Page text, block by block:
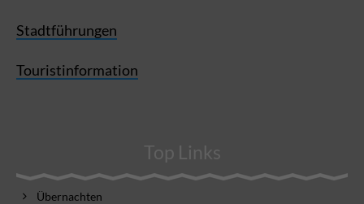
Stadtführungen
Touristinformation
Top Links
Übernachten